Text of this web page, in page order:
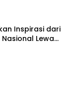
Inspirasi dari
Lewat